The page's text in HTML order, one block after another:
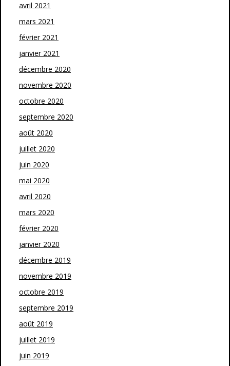
avril 2021
mars 2021
février 2021
janvier 2021
décembre 2020
novembre 2020
octobre 2020
septembre 2020
août 2020
juillet 2020
juin 2020
mai 2020
avril 2020
mars 2020
février 2020
janvier 2020
décembre 2019
novembre 2019
octobre 2019
septembre 2019
août 2019
juillet 2019
juin 2019